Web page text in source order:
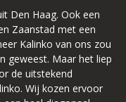
Den Haag. Ook een
Zaanstad met een
Kalinko van ons zou
geweest. Maar het liep
de uitstekend
Wij kozen ervoor